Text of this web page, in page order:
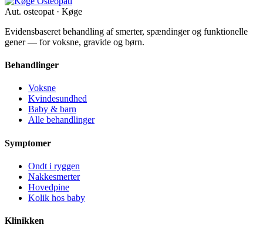
Aut. osteopat · Køge
Evidensbaseret behandling af smerter, spændinger og funktionelle
gener — for voksne, gravide og børn.
Behandlinger
Voksne
Kvindesundhed
Baby & barn
Alle behandlinger
Symptomer
Ondt i ryggen
Nakkesmerter
Hovedpine
Kolik hos baby
Klinikken